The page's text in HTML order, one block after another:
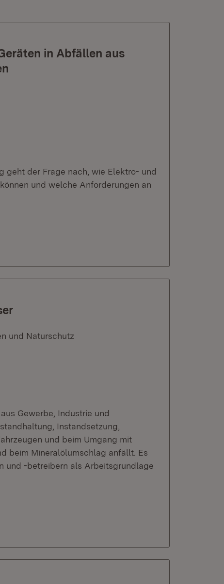
in Abfällen aus
geht der Frage nach, wie Elektro- und
und welche Anforderungen an
und Naturschutz
Gewerbe, Industrie und
Instandsetzung,
und beim Umgang mit
beim Mineralölumschlag anfällt. Es
und -betreibern als Arbeitsgrundlage